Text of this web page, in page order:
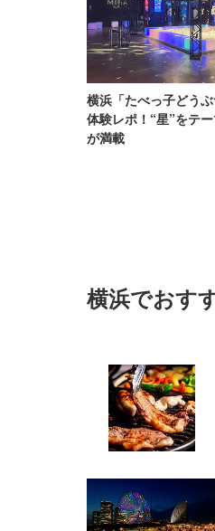
横浜「たべっ子どう
体験レポ！“星”をテ
が満載
横浜でおす